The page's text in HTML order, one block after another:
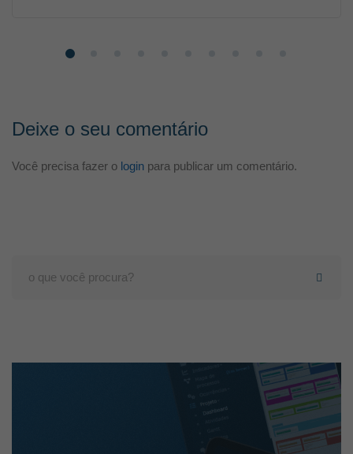
Deixe o seu comentário
Você precisa fazer o login para publicar um comentário.